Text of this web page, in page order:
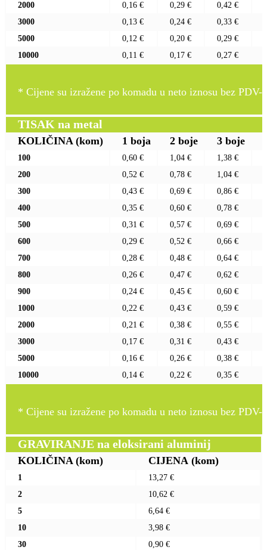
2000
0,16 € 0,29 € 0,42 €
3000
0,13 € 0,24 € 0,33 €
5000
0,12 € 0,20 € 0,29 €
10000
0,11 € 0,17 € 0,27 €
* Cijene su izražene po komadu u neto iznosu bez PDV-
TISAK na metal
KOLIČINA (kom) 1 boja 2 boje 3 boje
100 0,60 € 1,04 € 1,38 €
200
0,52 € 0,78 € 1,04 €
300
0,43 € 0,69 € 0,86 €
400
0,35 € 0,60 € 0,78 €
500
0,31 € 0,57 € 0,69 €
600
0,29 € 0,52 € 0,66 €
700
0,28 € 0,48 € 0,64 €
800
0,26 € 0,47 € 0,62 €
900
0,24 € 0,45 € 0,60 €
1000
0,22 € 0,43 € 0,59 €
2000
0,21 € 0,38 € 0,55 €
3000
0,17 € 0,31 € 0,43 €
5000
0,16 € 0,26 € 0,38 €
10000
0,14 € 0,22 € 0,35 €
* Cijene su izražene po komadu u neto iznosu bez PDV-
GRAVIRANJE na eloksirani aluminij
KOLIČINA (kom) CIJENA (kom)
1
13,27 €
2
10,62 €
5
6,64 €
10
3,98 €
30
0,90 €